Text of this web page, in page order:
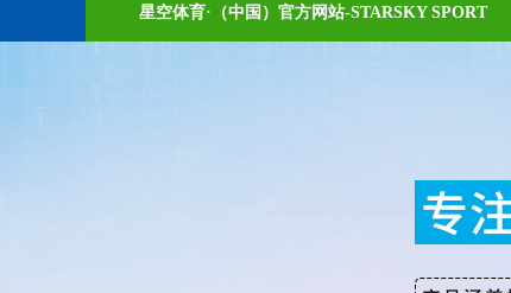
星空体育·（中国）官方网站-STARSKY SPORT